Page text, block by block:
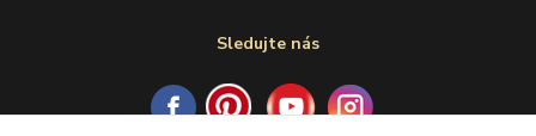
Sledujte nás